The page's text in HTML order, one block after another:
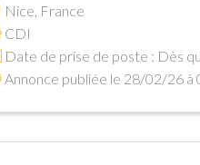
Nice, France
CDI
Date de prise de poste : Dès
Annonce publiée le 28/02/26 à